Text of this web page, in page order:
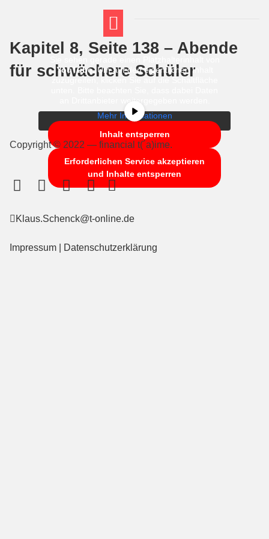
Kapitel 8, Seite 138 – Abende
für schwächere Schüler
Sie sehen gerade einen Platzhalterinhalt von
YouTube. Um auf den eigentlichen Inhalt
zuzugreifen, klicken Sie auf die Schaltfläche
Mehr Informationen
Inhalt entsperren
Erforderlichen Service akzeptieren
und Inhalte entsperren
Copyright © 2022 — financial t(´a)ime.
Klaus.Schenck@t-online.de
Impressum Datenschutzerklärung